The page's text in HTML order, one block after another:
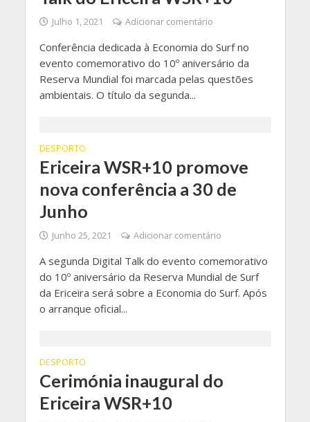
Julho 1, 2021 Adicionar comentário
Conferência dedicada à Economia do Surf no
evento comemorativo do 10º aniversário da
Reserva Mundial foi marcada pelas questões
ambientais. O título da segunda...
DESPORTO
Ericeira WSR+10 promove
nova conferência a 30 de
Junho
Junho 25, 2021 Adicionar comentário
A segunda Digital Talk do evento comemorativo
do 10º aniversário da Reserva Mundial de Surf
da Ericeira será sobre a Economia do Surf. Após
o arranque oficial...
DESPORTO
Cerimónia inaugural do
Ericeira WSR+10